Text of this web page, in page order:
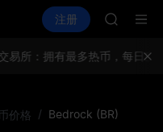
SPCX 理财 活
注册
SKYAI
SPCX
SKYAI
所：拥有最多热币，每日空
价格 / Bedrock (BR)